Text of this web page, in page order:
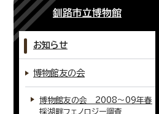
釧路市立博物館
お知らせ
博物館友の会
博物館友の会 2008～09年春
採湖畔フェノロジー調査